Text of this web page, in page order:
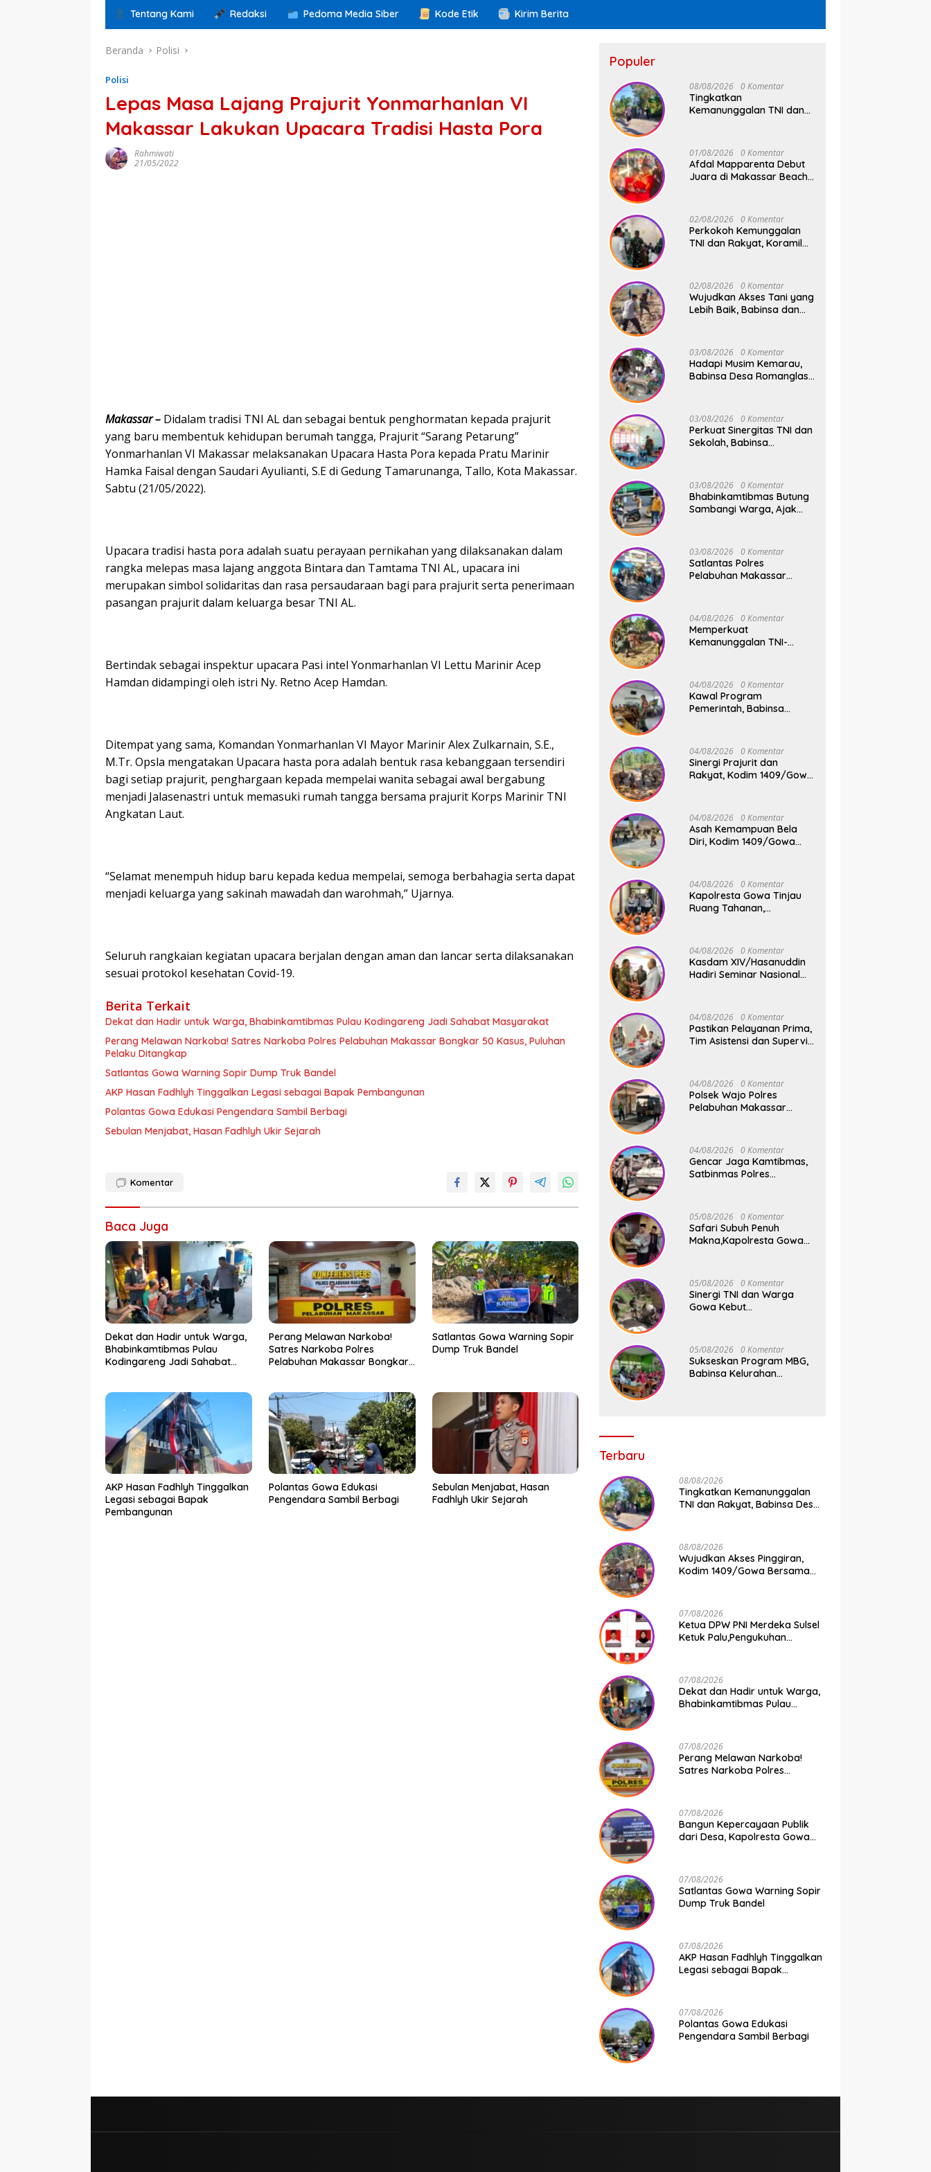
Tentang Kami Redaksi Pedoma Media Siber Kode Etik Kirim Berita
Beranda Polisi
Polisi
Lepas Masa Lajang Prajurit Yonmarhanlan VI
Makassar Lakukan Upacara Tradisi Hasta Pora
Rahmiwati
21/05/2022
Makassar – Didalam tradisi TNI AL dan sebagai bentuk penghormatan kepada prajurit
yang baru membentuk kehidupan berumah tangga, Prajurit “Sarang Petarung”
Yonmarhanlan VI Makassar melaksanakan Upacara Hasta Pora kepada Pratu Marinir
Hamka Faisal dengan Saudari Ayulianti, S.E di Gedung Tamarunanga, Tallo, Kota Makassar.
Sabtu (21/05/2022).
Upacara tradisi hasta pora adalah suatu perayaan pernikahan yang dilaksanakan dalam
rangka melepas masa lajang anggota Bintara dan Tamtama TNI AL, upacara ini
merupakan simbol solidaritas dan rasa persaudaraan bagi para prajurit serta penerimaan
pasangan prajurit dalam keluarga besar TNI AL.
Bertindak sebagai inspektur upacara Pasi intel Yonmarhanlan VI Lettu Marinir Acep
Hamdan didampingi oleh istri Ny. Retno Acep Hamdan.
Ditempat yang sama, Komandan Yonmarhanlan VI Mayor Marinir Alex Zulkarnain, S.E.,
M.Tr. Opsla mengatakan Upacara hasta pora adalah bentuk rasa kebanggaan tersendiri
bagi setiap prajurit, penghargaan kepada mempelai wanita sebagai awal bergabung
menjadi Jalasenastri untuk memasuki rumah tangga bersama prajurit Korps Marinir TNI
Angkatan Laut.
“Selamat menempuh hidup baru kepada kedua mempelai, semoga berbahagia serta dapat
menjadi keluarga yang sakinah mawadah dan warohmah,” Ujarnya.
Seluruh rangkaian kegiatan upacara berjalan dengan aman dan lancar serta dilaksanakan
sesuai protokol kesehatan Covid-19.
Berita Terkait
Dekat dan Hadir untuk Warga, Bhabinkamtibmas Pulau Kodingareng Jadi Sahabat Masyarakat
Perang Melawan Narkoba! Satres Narkoba Polres Pelabuhan Makassar Bongkar 50 Kasus, Puluhan
Pelaku Ditangkap
Satlantas Gowa Warning Sopir Dump Truk Bandel
AKP Hasan Fadhlyh Tinggalkan Legasi sebagai Bapak Pembangunan
Polantas Gowa Edukasi Pengendara Sambil Berbagi
Sebulan Menjabat, Hasan Fadhlyh Ukir Sejarah
Komentar
Baca Juga
Dekat dan Hadir untuk Warga,
Bhabinkamtibmas Pulau
Kodingareng Jadi Sahabat
Perang Melawan Narkoba!
Satres Narkoba Polres
Pelabuhan Makassar Bongkar
Satlantas Gowa Warning Sopir
Dump Truk Bandel
AKP Hasan Fadhlyh Tinggalkan
Legasi sebagai Bapak
Pembangunan
Polantas Gowa Edukasi
Pengendara Sambil Berbagi
Sebulan Menjabat, Hasan
Fadhlyh Ukir Sejarah
Populer
08/08/2026 0 Komentar
Tingkatkan
Kemanunggalan TNI dan
dan Mahasiswa UIN Gelar
Karya Bakti
01/08/2026 0 Komentar
Afdal Mapparenta Debut
Juara di Makassar Beach
02/08/2026 0 Komentar
Perkokoh Kemunggalan
TNI dan Rakyat, Koramil
02/08/2026 0 Komentar
Wujudkan Akses Tani yang
Lebih Baik, Babinsa dan
Swadaya
03/08/2026 0 Komentar
Hadapi Musim Kemarau,
Babinsa Desa Romanglasa
Kesehatan
03/08/2026 0 Komentar
Perkuat Sinergitas TNI dan
Sekolah, Babinsa
Center Malakaji
03/08/2026 0 Komentar
Bhabinkamtibmas Butung
Sambangi Warga, Ajak
03/08/2026 0 Komentar
Satlantas Polres
Pelabuhan Makassar
Aman dan Lancar
04/08/2026 0 Komentar
Memperkuat
Kemanunggalan TNI-
Gelar Karya Bakti
Bersama Pemdes Jipang
04/08/2026 0 Komentar
Kawal Program
Pemerintah, Babinsa
Tetebatu Pantau
Penyaluran Makan Bergizi
Gratis di SD Inpres
Biringkaloro
04/08/2026 0 Komentar
Sinergi Prajurit dan
Rakyat, Kodim 1409/Gowa
V di Dua Lokasi Vital
04/08/2026 0 Komentar
Asah Kemampuan Bela
Diri, Kodim 1409/Gowa
Profesionalisme Prajurit
04/08/2026 0 Komentar
Kapolresta Gowa Tinjau
Ruang Tahanan,
04/08/2026 0 Komentar
Kasdam XIV/Hasanuddin
Hadiri Seminar Nasional
Desa
04/08/2026 0 Komentar
Pastikan Pelayanan Prima,
Tim Asistensi dan Supervisi
Samapta dan Command
Center Polresta Gowa
04/08/2026 0 Komentar
Polsek Wajo Polres
Pelabuhan Makassar
Rawan Cegah Kejahatan
04/08/2026 0 Komentar
Gencar Jaga Kamtibmas,
Satbinmas Polres
Pelabuhan Paotere
05/08/2026 0 Komentar
Safari Subuh Penuh
Makna,Kapolresta Gowa
05/08/2026 0 Komentar
Sinergi TNI dan Warga
Gowa Kebut
Strategis
05/08/2026 0 Komentar
Sukseskan Program MBG,
Babinsa Kelurahan
Terbaru
08/08/2026
Tingkatkan Kemanunggalan
TNI dan Rakyat, Babinsa Desa
Bakti
08/08/2026
Wujudkan Akses Pinggiran,
Kodim 1409/Gowa Bersama
07/08/2026
Ketua DPW PNI Merdeka Sulsel
Ketuk Palu,Pengukuhan
07/08/2026
Dekat dan Hadir untuk Warga,
Bhabinkamtibmas Pulau
07/08/2026
Perang Melawan Narkoba!
Satres Narkoba Polres
Ditangkap
07/08/2026
Bangun Kepercayaan Publik
dari Desa, Kapolresta Gowa
Jajaran Polresta Gowa
07/08/2026
Satlantas Gowa Warning Sopir
Dump Truk Bandel
07/08/2026
AKP Hasan Fadhlyh Tinggalkan
Legasi sebagai Bapak
07/08/2026
Polantas Gowa Edukasi
Pengendara Sambil Berbagi